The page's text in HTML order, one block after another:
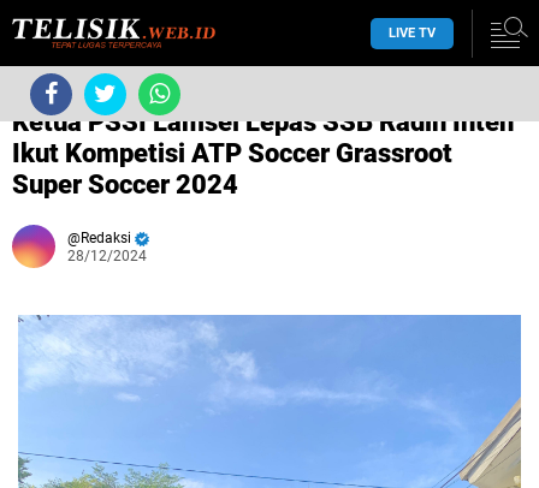
LIVE TV
›Tanpa label ›
Ketua PSSI Lamsel Lepas SSB Radin Inten
Ikut Kompetisi ATP Soccer Grassroot
Super Soccer 2024
Redaksi
28/12/2024